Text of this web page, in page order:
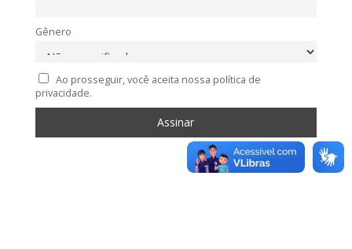
Gênero
Ao prosseguir, você aceita nossa política de
privacidade.